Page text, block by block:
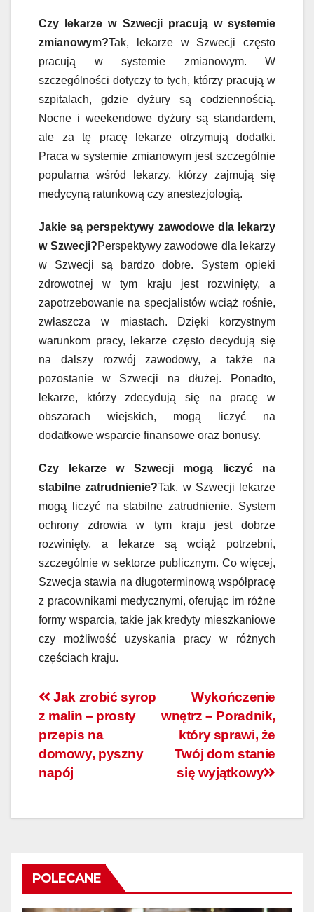
Czy lekarze w Szwecji pracują w systemie
zmianowym?Tak, lekarze w Szwecji często
pracują w systemie zmianowym. W
szczególności dotyczy to tych, którzy pracują w
szpitalach, gdzie dyżury są codziennością.
Nocne i weekendowe dyżury są standardem,
ale za tę pracę lekarze otrzymują dodatki.
Praca w systemie zmianowym jest szczególnie
popularna wśród lekarzy, którzy zajmują się
medycyną ratunkową czy anestezjologią.
Jakie są perspektywy zawodowe dla lekarzy
w Szwecji?Perspektywy zawodowe dla lekarzy
w Szwecji są bardzo dobre. System opieki
zdrowotnej w tym kraju jest rozwinięty, a
zapotrzebowanie na specjalistów wciąż rośnie,
zwłaszcza w miastach. Dzięki korzystnym
warunkom pracy, lekarze często decydują się
na dalszy rozwój zawodowy, a także na
pozostanie w Szwecji na dłużej. Ponadto,
lekarze, którzy zdecydują się na pracę w
obszarach wiejskich, mogą liczyć na
dodatkowe wsparcie finansowe oraz bonusy.
Czy lekarze w Szwecji mogą liczyć na
stabilne zatrudnienie?Tak, w Szwecji lekarze
mogą liczyć na stabilne zatrudnienie. System
ochrony zdrowia w tym kraju jest dobrze
rozwinięty, a lekarze są wciąż potrzebni,
szczególnie w sektorze publicznym. Co więcej,
Szwecja stawia na długoterminową współpracę
z pracownikami medycznymi, oferując im różne
formy wsparcia, takie jak kredyty mieszkaniowe
czy możliwość uzyskania pracy w różnych
częściach kraju.
Nawigacja
wpisu
Wykończenie
wnętrz – Poradnik,
który sprawi, że
Twój dom stanie
się wyjątkowy
Jak zrobić syrop
z malin – prosty
przepis na
domowy, pyszny
napój
POLECANE